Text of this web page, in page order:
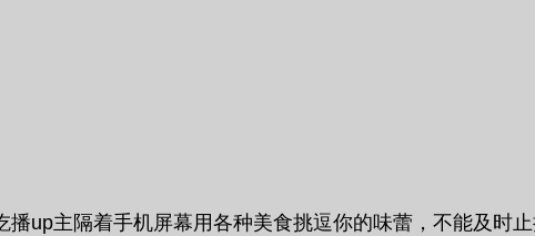
up主隔着手机屏幕用各种美食挑逗你的味蕾，不能及时